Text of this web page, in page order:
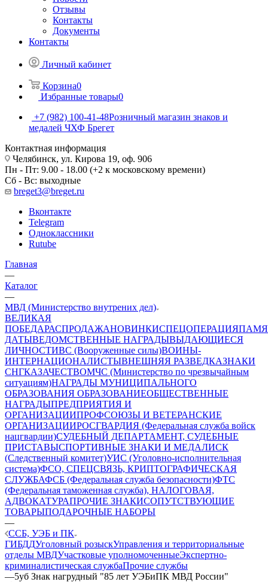
Отзывы
Контакты
Документы
Контакты
Личный кабинет
Корзина0
Избранные товары0
+7 (982) 100-41-48Розничный магазин знаков и
медалей ЧХФ Брегет
Контактная информация
Челябинск, ул. Кирова 19, оф. 906
Пн - Пт: 9.00 - 18.00 (+2 к московскому времени)
Сб - Вс: выходные
breget3@breget.ru
Вконтакте
Telegram
Одноклассники
Rutube
Главная
—
Каталог
—
МВД (Министерство внутрених дел)
ВЕЛИКАЯ
ПОБЕДАРАСПРОДАЖАНОВИНКИСПЕЦОПЕРАЦИЯ
ДАТЫВЕДОМСТВЕННЫЕ НАГРАДЫВЫДАЮЩИЕСЯ
ЛИЧНОСТИВС (Вооруженные силы)ВОИНЫ-
ИНТЕРНАЦИОНАЛИСТЫВНЕШНЯЯ РАЗВЕДКАЗНАКИ
СНГКАЗАЧЕСТВОМЧС (Министерство по чрезвычайным
ситуациям)НАГРАДЫ МУНИЦИПАЛЬНОГО
ОБРАЗОВАНИЯ ОБРАЗОВАНИЕОБЩЕСТВЕННЫЕ
НАГРАДЫПРЕДПРИЯТИЯ И
ОРГАНИЗАЦИИПРОФСОЮЗЫ И ВЕТЕРАНСКИЕ
ОРГАНИЗАЦИИРОСГВАРДИЯ (Федеральная служба войск
нацгвардии)СУДЕБНЫЙ ДЕПАРТАМЕНТ, СУДЕБНЫЕ
ПРИСТАВЫСПОРТИВНЫЕ ЗНАКИ И МЕДАЛИСК
(Следственный комитет)УИС (Уголовно-исполнительная
система)ФСО, СПЕЦСВЯЗЬ, КРИПТОГРАФИЧЕСКАЯ
СЛУЖБАФСБ (Федеральная служба безопасности)ФТС
(Федеральная таможенная служба), НАЛОГОВАЯ,
АДВОКАТУРАПРОЧИЕ ЗНАКИСОПУТСТВУЮЩИЕ
ТОВАРЫПОДАРОЧНЫЕ НАБОРЫ
—
ССБ, УЭБ и ПК
ГИБДДУголовный розыскУправления и территориальные
отделы МВДУчастковые уполномоченныеЭкспертно-
криминалистическая службаПрочие службы
—5уб Знак нагрудный "85 лет УЭБиПК МВД России"